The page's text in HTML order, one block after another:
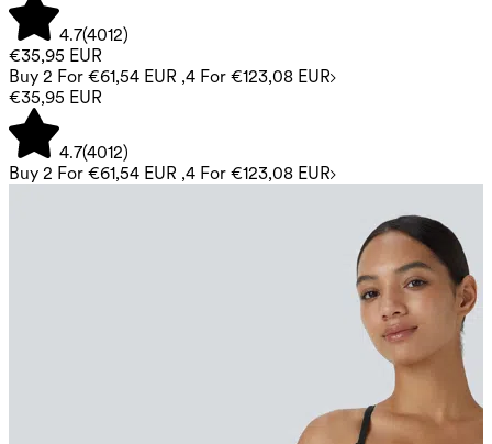
4.7(4012)
€35,95 EUR
Buy 2 For €61,54 EUR ,4 For €123,08 EUR
€35,95 EUR
4.7(4012)
Buy 2 For €61,54 EUR ,4 For €123,08 EUR